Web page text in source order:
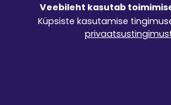
Lõpp
Veebileht kasutab
Küpsiste kasutamise